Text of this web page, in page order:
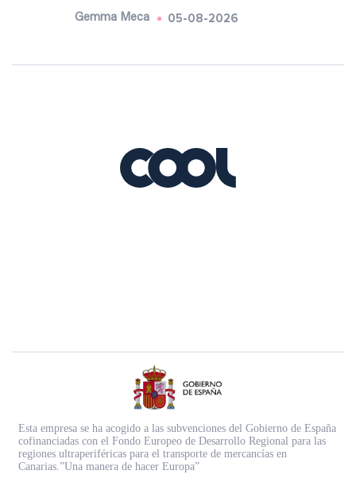
Gemma Meca 05-08-2026
Esta empresa se ha acogido a las subvenciones del Gobierno de España
cofinanciadas con el Fondo Europeo de Desarrollo Regional para las
regiones ultraperiféricas para el transporte de mercancías en
Canarias.”Una manera de hacer Europa”